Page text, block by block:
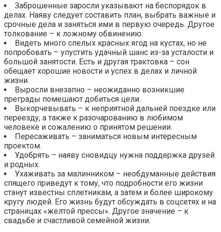
Заброшенные заросли указывают на беспорядок в
делах. Наяву следует составить план, выбрать важные и
срочные дела и заняться ими в первую очередь. Другое
толкование – к ложному обвинению.
Видеть много спелых красных ягод на кустах, но не
попробовать – упустить удачный шанс из-за усталости и
большой занятости. Есть и другая трактовка – сон
обещает хорошие новости и успех в делах и личной
жизни.
Выросли внезапно – неожиданно возникшие
преграды помешают добиться цели.
Выкорчевывать – к неприятной дальней поездке или
переезду, а также к разочарованию в любимом
человеке и сожалению о принятом решении.
Пересаживать – заниматься новым интересным
проектом.
Удобрять – наяву сновидцу нужна поддержка друзей
и родных.
Ухаживать за малинником – необдуманные действия
спящего приведут к тому, что подробности его жизни
станут известны сплетникам, а затем и более широкому
кругу людей. Его жизнь будут обсуждать в соцсетях и на
страницах «желтой прессы». Другое значение – к
свадьбе и счастливой семейной жизни.